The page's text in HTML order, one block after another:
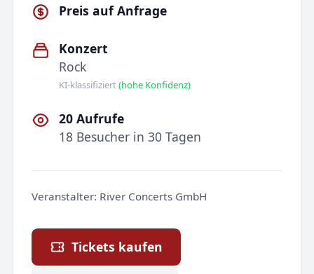
Preis auf Anfrage
Konzert
Rock
KI-klassifiziert(hohe Konfidenz)
20 Aufrufe
18 Besucher in 30 Tagen
Veranstalter: River Concerts GmbH
Tickets kaufen